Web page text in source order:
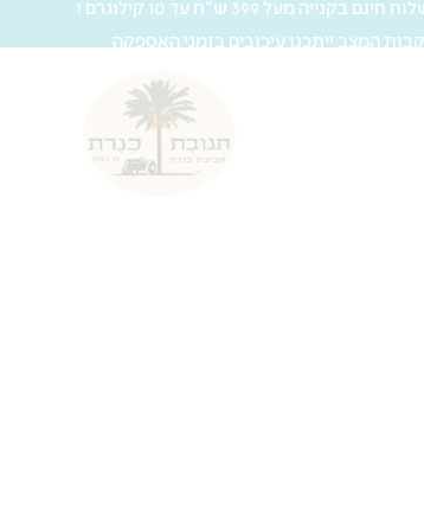
חינם בקנייה מעל 399 ש"ח עד 10 קילוגרם !
המצב ייתכנו עיכובים בזמני האספקה